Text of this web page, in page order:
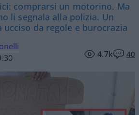
comprarsi un motorino. Ma
li segnala alla polizia. Un
da regole e burocrazia
4.7k 40